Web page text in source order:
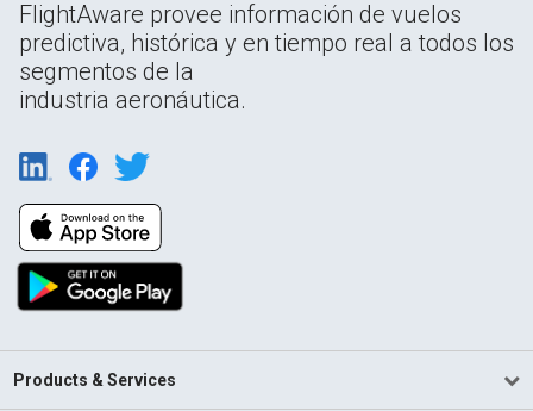
FlightAware provee información de vuelos
predictiva, histórica y en tiempo real a todos los
segmentos de la
industria aeronáutica.
Products & Services